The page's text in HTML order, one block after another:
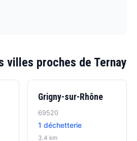
villes proches de Ternay
Grigny-sur-Rhône
69520
1 déchetterie
3.4 km